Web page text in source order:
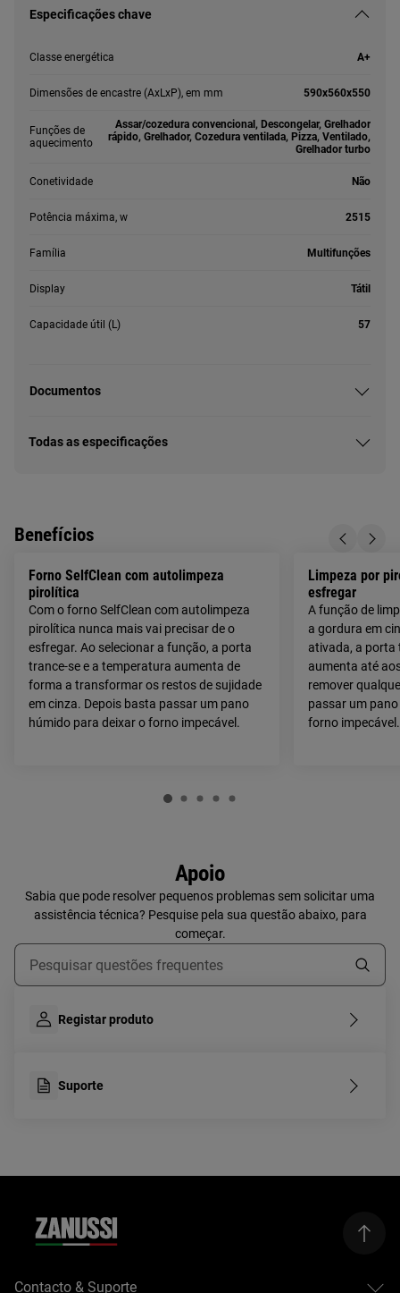
Especificações chave
Classe energética A+
Dimensões de encastre (AxLxP), em mm 590x560x550
Funções de
aquecimento
Assar/cozedura convencional, Descongelar, Grelhador
rápido, Grelhador, Cozedura ventilada, Pizza, Ventilado,
Grelhador turbo
Conetividade Não
Potência máxima, w 2515
Família Multifunções
Display Tátil
Capacidade útil (L) 57
Documentos
Todas as especificações
Benefícios
Forno SelfClean com autolimpeza
pirolítica
Com o forno SelfClean com autolimpeza
pirolítica nunca mais vai precisar de o
esfregar. Ao selecionar a função, a porta
trance-se e a temperatura aumenta de
forma a transformar os restos de sujidade
em cinza. Depois basta passar um pano
húmido para deixar o forno impecável.
Limpeza por
esfregar
A função de
a gordura em
ativada, a porta
aumenta até
remover
passar um
forno impecável.
Apoio
Sabia que pode resolver pequenos problemas sem solicitar uma
assistência técnica? Pesquise pela sua questão abaixo, para
começar.
Type to search for support articles
Registar produto
Suporte
Contacto & Suporte